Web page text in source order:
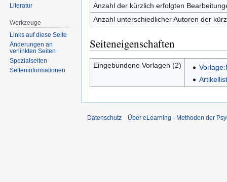
Anzahl der kürzlich erfolgten
Anzahl unterschiedlicher Autoren der
Seiteneigenschaften
Eingebundene Vorlagen (2)
Literatur
Werkzeuge
Links auf diese Seite
Änderungen an
verlinkten Seiten
Spezialseiten
Seiten­informationen
Datenschutz Über eLearning - Methoden der